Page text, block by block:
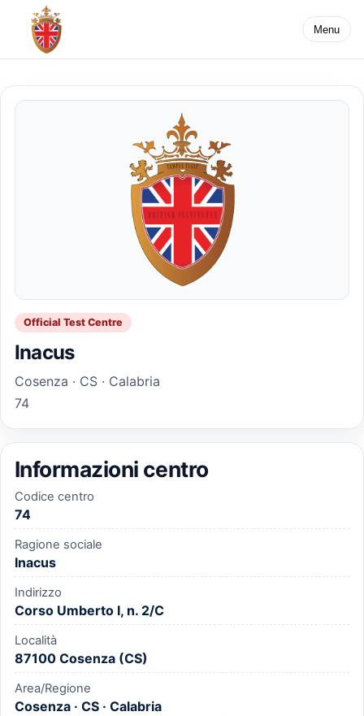
Menu
Official Test Centre
Inacus
Cosenza · CS · Calabria
74
Informazioni centro
Codice centro
74
Ragione sociale
Inacus
Indirizzo
Corso Umberto I, n. 2/C
Località
87100 Cosenza (CS)
Area/Regione
Cosenza · CS · Calabria